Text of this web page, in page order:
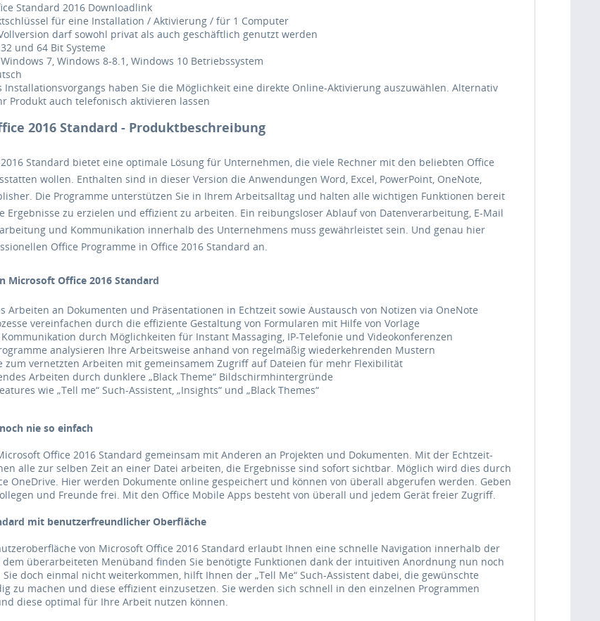
Standard 2016 Downloadlink
für eine Installation / Aktivierung / für 1 Computer
darf sowohl privat als auch geschäftlich genutzt werden
und 64 Bit Systeme
7, Windows 8-8.1, Windows 10 Betriebssystem
Installationsvorgangs haben Sie die Möglichkeit eine direkte Online-Aktivierung auszuwählen. Alternativ
Produkt auch telefonisch aktivieren lassen
2016 Standard - Produktbeschreibung
Standard bietet eine optimale Lösung für Unternehmen, die viele Rechner mit den beliebten Office
wollen. Enthalten sind in dieser Version die Anwendungen Word, Excel, PowerPoint, OneNote,
Die Programme unterstützen Sie in Ihrem Arbeitsalltag und halten alle wichtigen Funktionen bereit
Ergebnisse zu erzielen und effizient zu arbeiten. Ein reibungsloser Ablauf von Datenverarbeitung, E-Mail
und Kommunikation innerhalb des Unternehmens muss gewährleistet sein. Und genau hier
Office Programme in Office 2016 Standard an.
Microsoft Office 2016 Standard
Arbeiten an Dokumenten und Präsentationen in Echtzeit sowie Austausch von Notizen via OneNote
vereinfachen durch die effiziente Gestaltung von Formularen mit Hilfe von Vorlage
durch Möglichkeiten für Instant Massaging, IP-Telefonie und Videokonferenzen
analysieren Ihre Arbeitsweise anhand von regelmäßig wiederkehrenden Mustern
zum vernetzten Arbeiten mit gemeinsamem Zugriff auf Dateien für mehr Flexibilität
Arbeiten durch dunklere „Black Theme“ Bildschirmhintergründe
wie „Tell me“ Such-Assistent, „Insights“ und „Black Themes“
nie so einfach
Office 2016 Standard gemeinsam mit Anderen an Projekten und Dokumenten. Mit der Echtzeit-
alle zur selben Zeit an einer Datei arbeiten, die Ergebnisse sind sofort sichtbar. Möglich wird dies durch
OneDrive. Hier werden Dokumente online gespeichert und können von überall abgerufen werden. Geben
und Freunde frei. Mit den Office Mobile Apps besteht von überall und jedem Gerät freier Zugriff.
mit benutzerfreundlicher Oberfläche
von Microsoft Office 2016 Standard erlaubt Ihnen eine schnelle Navigation innerhalb der
dem überarbeiteten Menüband finden Sie benötigte Funktionen dank der intuitiven Anordnung nun noch
doch einmal nicht weiterkommen, hilft Ihnen der „Tell Me“ Such-Assistent dabei, die gewünschte
zu machen und diese effizient einzusetzen. Sie werden sich schnell in den einzelnen Programmen
diese optimal für Ihre Arbeit nutzen können.